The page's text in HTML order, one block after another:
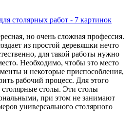
но очень сложная профессия.
из простой деревяшки нечто
для такой работы нужно
Необходимо, чтобы это место
и некоторые приспособления,
рабочий процесс. Для этого
столы. Эти столы
при этом не занимают
универсального столярного